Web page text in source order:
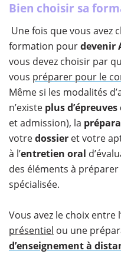
Bien choisir sa
Une fois que vous avez
formation pourdevenir
vous devez choisir par
vous préparer pour le
Même si les modalités
n’existe plus
et admission), la
votredossier et votre
à l’entretien oral
des éléments à
spécialisée.
Vous avez le choix entre
présentiel ou une
d’enseignement à